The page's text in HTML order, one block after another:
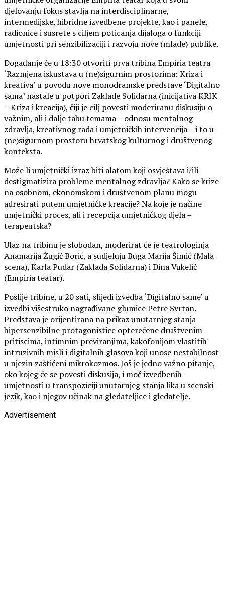
djelovanju fokus stavlja na interdisciplinarne,
intermedijske, hibridne izvedbene projekte, kao i panele,
radionice i susrete s ciljem poticanja dijaloga o funkciji
umjetnosti pri senzibilizaciji i razvoju nove (mlade) publike.
Događanje će u 18:30 otvoriti prva tribina Empiria teatra
‘Razmjena iskustava u (ne)sigurnim prostorima: Kriza i
kreativa’ u povodu nove monodramske predstave ‘Digitalno
sama’ nastale u potpori Zaklade Solidarna (inicijativa KRIK
– Kriza i kreacija), čiji je cilj povesti moderiranu diskusiju o
važnim, ali i dalje tabu temama – odnosu mentalnog
zdravlja, kreativnog rada i umjetničkih intervencija – i to u
(ne)sigurnom prostoru hrvatskog kulturnog i društvenog
konteksta.
Može li umjetnički izraz biti alatom koji osvještava i/ili
destigmatizira probleme mentalnog zdravlja? Kako se krize
na osobnom, ekonomskom i društvenom planu mogu
adresirati putem umjetničke kreacije? Na koje je načine
umjetnički proces, ali i recepcija umjetničkog djela –
terapeutska?
Ulaz na tribinu je slobodan, moderirat će je teatrologinja
Anamarija Žugić Borić, a sudjeluju Buga Marija Šimić (Mala
scena), Karla Pudar (Zaklada Solidarna) i Dina Vukelić
(Empiria teatar).
Poslije tribine, u 20 sati, slijedi izvedba ‘Digitalno same’ u
izvedbi višestruko nagrađivane glumice Petre Svrtan.
Predstava je orijentirana na prikaz unutarnjeg stanja
hipersenzibilne protagonistice opterećene društvenim
pritiscima, intimnim previranjima, kakofonijom vlastitih
intruzivnih misli i digitalnih glasova koji unose nestabilnost
u njezin zaštićeni mikrokozmos. Još je jedno važno pitanje,
oko kojeg će se povesti diskusija, i moć izvedbenih
umjetnosti u transpoziciji unutarnjeg stanja lika u scenski
jezik, kao i njegov učinak na gledateljice i gledatelje.
Advertisement